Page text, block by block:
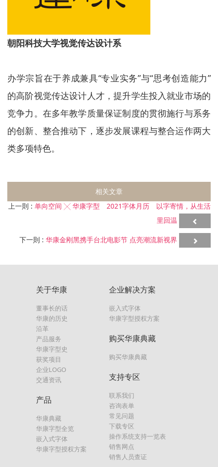
朝阳科技大学视觉传达设计系
办学宗旨在于养成兼具“专业实务”与“思考创造能力”
的高阶视觉传达设计人才，提升学生投入就业市场的
竞争力。在多年教学质量保证制度的贯彻施行与系务
的创新、整合推动下，逐步发展课程与整合运作两大
类多项特色。
相关文章
上一則 : 单向空间 ╳ 华康字型 2021字体月历 以字寄情，从生活
里回温
下一則 : 华康金刚黑携手台北电影节 点亮潮流新视界
关于华康
董事长的话
华康的历史
沿革
产品服务
华康字型史
获奖项目
企业LOGO
交通资讯
产品
华康典藏
华康字型全览
嵌入式字体
华康字型授权方案
企业解决方案
嵌入式字体
华康字型授权方案
购买华康典藏
购买华康典藏
支持专区
联系我们
咨询表单
常见问题
下载专区
操作系统支持一览表
销售网点
销售人员查证